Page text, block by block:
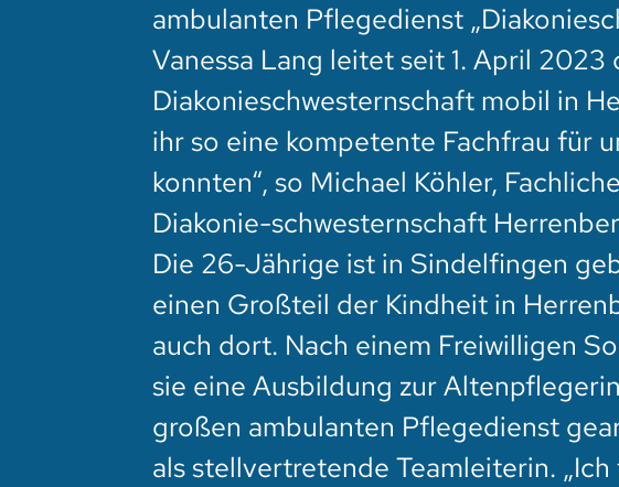
ambulanten Pflegedienst
Vanessa Lang leitet seit 1. April
Diakonieschwesternschaft mobil in
ihr so eine kompetente Fachfrau für
konnten“, so Michael Köhler,
Diakonie-schwesternschaft
Die 26-Jährige ist in Sindelfingen
einen Großteil der Kindheit in
auch dort. Nach einem Freiwilligen
sie eine Ausbildung zur
großen ambulanten Pflegedienst
als stellvertretende Teamleiterin.